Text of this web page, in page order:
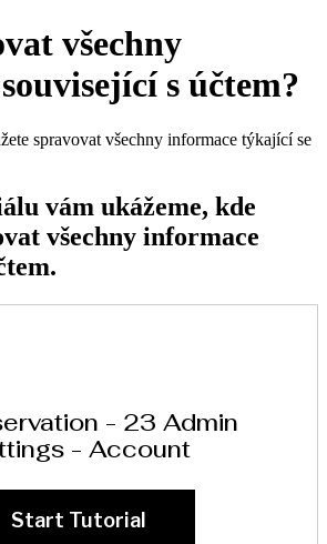
všechny
s účtem?
spravovat všechny informace týkající se
vám ukážeme, kde
všechny informace